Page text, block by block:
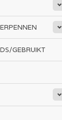
GEBRUIKT